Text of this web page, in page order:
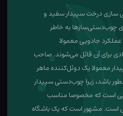
درخت سپیدار سفید و
به خاطر
جادویی معمولا
برای آن قائل می‌شوند. صاحب
معمولا یک دوئل‌کننده ماهر
باشد، زیرا چوب‌دستی سپیدار
است که مخصوصا مناسب
است. مشهور است که یک باشگاه